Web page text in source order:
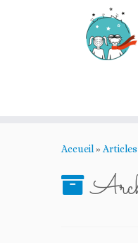
Accueil » Articles